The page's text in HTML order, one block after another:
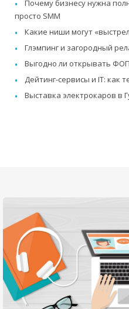
Почему бизнесу нужна
просто SMM
Какие ниши могут
Глэмпинг и загородный
Выгодно ли открывать
Дейтинг-сервисы и IT: как
Выставка электрокаров в